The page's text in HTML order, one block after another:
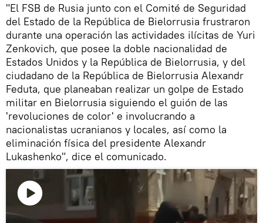
"El FSB de Rusia junto con el Comité de Seguridad
del Estado de la República de Bielorrusia frustraron
durante una operación las actividades ilícitas de Yuri
Zenkovich, que posee la doble nacionalidad de
Estados Unidos y la República de Bielorrusia, y del
ciudadano de la República de Bielorrusia Alexandr
Feduta, que planeaban realizar un golpe de Estado
militar en Bielorrusia siguiendo el guión de las
'revoluciones de color' e involucrando a
nacionalistas ucranianos y locales, así como la
eliminación física del presidente Alexandr
Lukashenko", dice el comunicado.